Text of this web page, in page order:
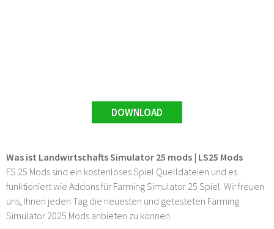
DOWNLOAD
Was ist Landwirtschafts Simulator 25 mods | LS25 Mods
FS 25 Mods sind ein kostenloses Spiel Quelldateien und es
funktioniert wie Addons für Farming Simulator 25 Spiel. Wir freuen
uns, Ihnen jeden Tag die neuesten und getesteten Farming
Simulator 2025 Mods anbieten zu können.